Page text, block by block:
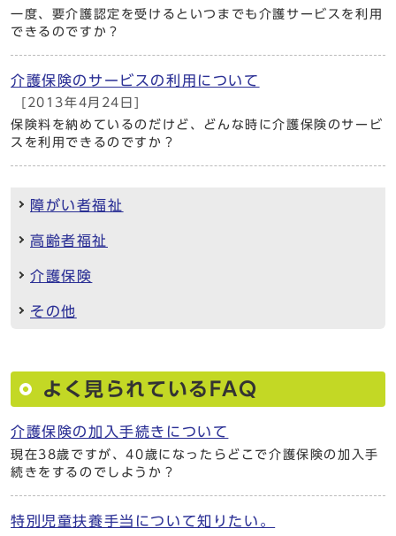
一度、要介護認定を受けるといつまでも介護サービスを利用
できるのですか？
介護保険のサービスの利用について
[2013年4月24日]
保険料を納めているのだけど、どんな時に介護保険のサービ
スを利用できるのですか？
障がい者福祉
高齢者福祉
介護保険
その他
よく見られているFAQ
介護保険の加入手続きについて
現在38歳ですが、40歳になったらどこで介護保険の加入手
続きをするのでしようか？
特別児童扶養手当について知りたい。